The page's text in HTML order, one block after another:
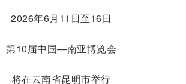
2026年6月11日至16日
第10届中国—南亚博览会
将在云南省昆明市举行